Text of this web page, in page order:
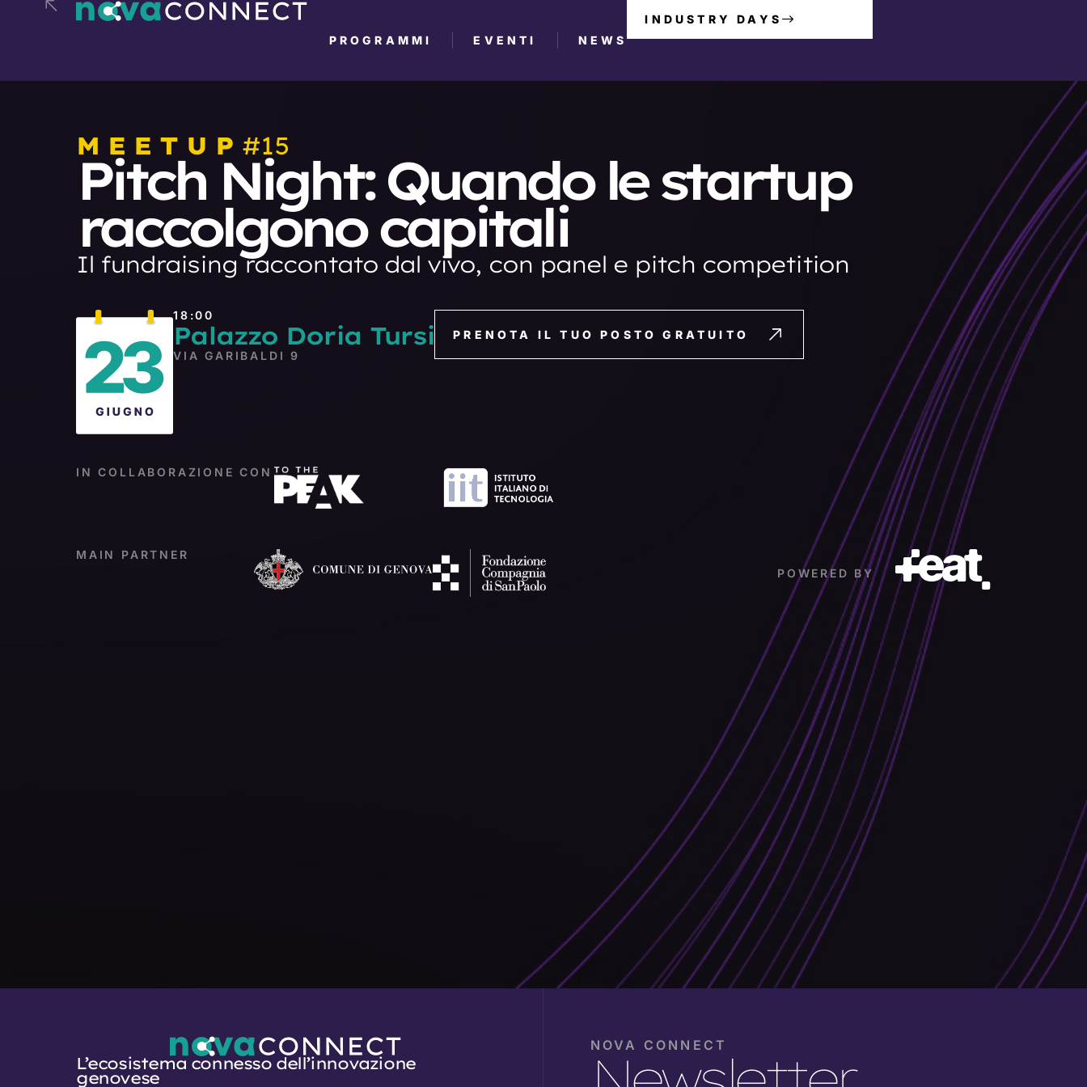
PROGRAMMI EVENTI NEWS
INDUSTRY DAYS
MEETUP #15
Pitch Night: Quando le startup
raccolgono capitali
Il fundraising raccontato dal vivo, con panel e pitch competition
18:00
Palazzo Doria Tursi
VIA GARIBALDI 9
PRENOTA IL TUO POSTO GRATUITO
IN COLLABORAZIONE CON
MAIN PARTNER
POWERED BY
L’ecosistema connesso dell’innovazione
genovese
NOVA CONNECT